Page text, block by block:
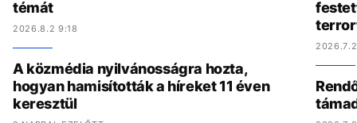
témát
2026.8.2 9:18
A közmédia nyilvánosságra hozta,
hogyan hamisították a híreket 11 éven
keresztül